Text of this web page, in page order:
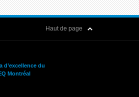
Haut de page
d’excellence du
Montréal